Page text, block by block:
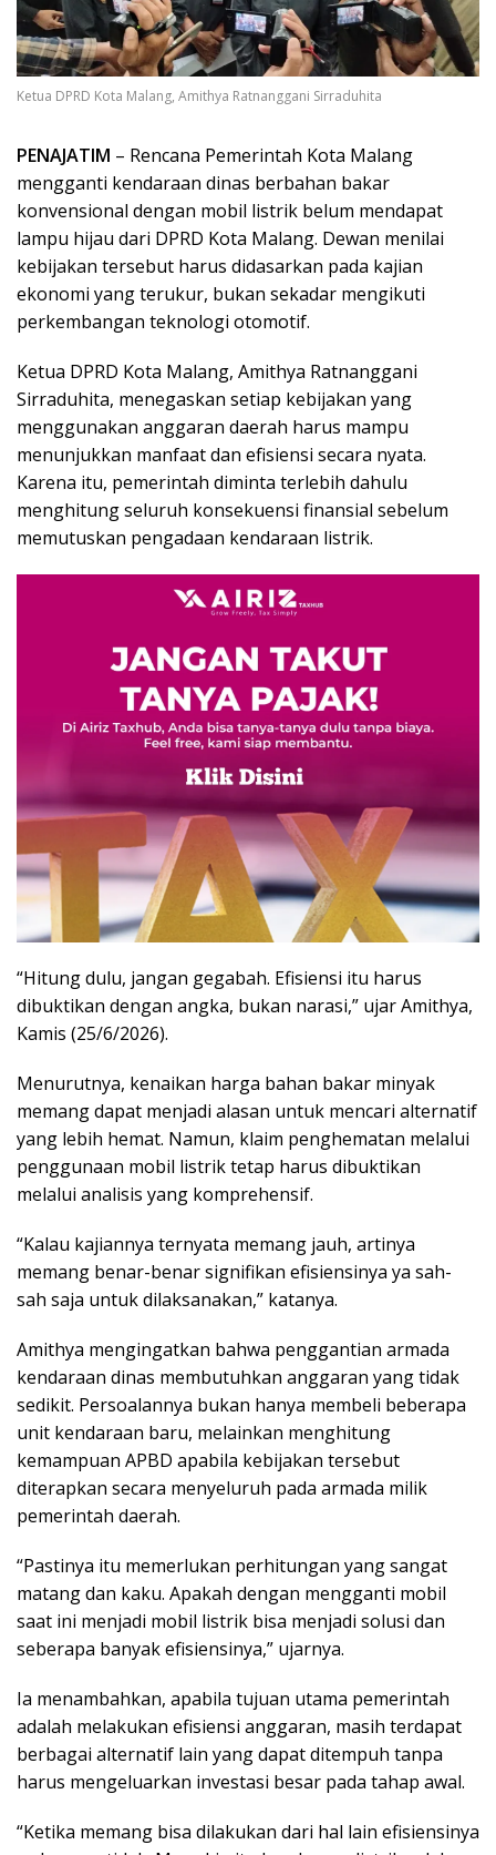
Ketua DPRD Kota Malang, Amithya Ratnanggani Sirraduhita
PENAJATIM – Rencana Pemerintah Kota Malang
mengganti kendaraan dinas berbahan bakar
konvensional dengan mobil listrik belum mendapat
lampu hijau dari DPRD Kota Malang. Dewan menilai
kebijakan tersebut harus didasarkan pada kajian
ekonomi yang terukur, bukan sekadar mengikuti
perkembangan teknologi otomotif.
Ketua DPRD Kota Malang, Amithya Ratnanggani
Sirraduhita, menegaskan setiap kebijakan yang
menggunakan anggaran daerah harus mampu
menunjukkan manfaat dan efisiensi secara nyata.
Karena itu, pemerintah diminta terlebih dahulu
menghitung seluruh konsekuensi finansial sebelum
memutuskan pengadaan kendaraan listrik.
“Hitung dulu, jangan gegabah. Efisiensi itu harus
dibuktikan dengan angka, bukan narasi,” ujar Amithya,
Kamis (25/6/2026).
Menurutnya, kenaikan harga bahan bakar minyak
memang dapat menjadi alasan untuk mencari alternatif
yang lebih hemat. Namun, klaim penghematan melalui
penggunaan mobil listrik tetap harus dibuktikan
melalui analisis yang komprehensif.
“Kalau kajiannya ternyata memang jauh, artinya
memang benar-benar signifikan efisiensinya ya sah-
sah saja untuk dilaksanakan,” katanya.
Amithya mengingatkan bahwa penggantian armada
kendaraan dinas membutuhkan anggaran yang tidak
sedikit. Persoalannya bukan hanya membeli beberapa
unit kendaraan baru, melainkan menghitung
kemampuan APBD apabila kebijakan tersebut
diterapkan secara menyeluruh pada armada milik
pemerintah daerah.
“Pastinya itu memerlukan perhitungan yang sangat
matang dan kaku. Apakah dengan mengganti mobil
saat ini menjadi mobil listrik bisa menjadi solusi dan
seberapa banyak efisiensinya,” ujarnya.
Ia menambahkan, apabila tujuan utama pemerintah
adalah melakukan efisiensi anggaran, masih terdapat
berbagai alternatif lain yang dapat ditempuh tanpa
harus mengeluarkan investasi besar pada tahap awal.
“Ketika memang bisa dilakukan dari hal lain efisiensinya